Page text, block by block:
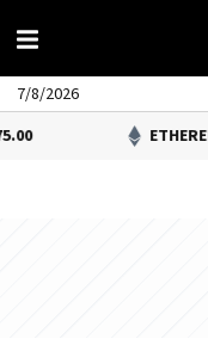
7/8/2026
ETHEREUM0.83%